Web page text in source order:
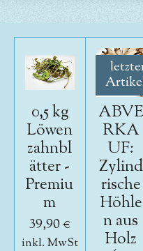
0,5 kg
Löwen
zahnbl
ätter -
Premiu
m
39,90 €
inkl. MwSt
ABVE
RKA
UF:
Zylind
rische
Höhle
n aus
Holz